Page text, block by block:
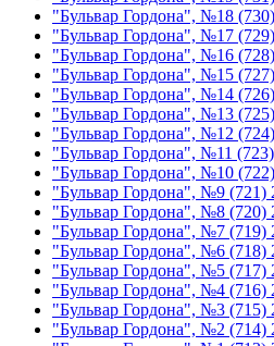
"Бульвар Гордона", №18
"Бульвар Гордона", №17
"Бульвар Гордона", №16
"Бульвар Гордона", №15
"Бульвар Гордона", №14
"Бульвар Гордона", №13
"Бульвар Гордона", №12
"Бульвар Гордона", №11
"Бульвар Гордона", №10
"Бульвар Гордона", №9 (721)
"Бульвар Гордона", №8 (720)
"Бульвар Гордона", №7 (719)
"Бульвар Гордона", №6 (718)
"Бульвар Гордона", №5 (717)
"Бульвар Гордона", №4 (716)
"Бульвар Гордона", №3 (715)
"Бульвар Гордона", №2 (714)